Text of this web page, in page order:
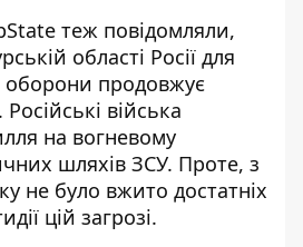
теж повідомляли,
області Росії для
оборони продовжує
війська
на вогневому
шляхів ЗСУ. Проте, з
не було вжито достатніх
цій загрозі.